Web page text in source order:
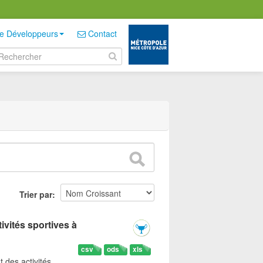
Développeurs Contact
Trier par
sportives à
xls
ods
csv